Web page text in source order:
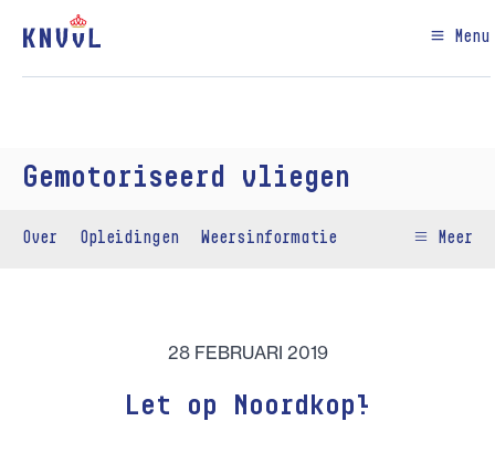
Menu
Gemotoriseerd vliegen
Over Opleidingen Weersinformatie Meer
28 FEBRUARI 2019
Let op Noordkop!